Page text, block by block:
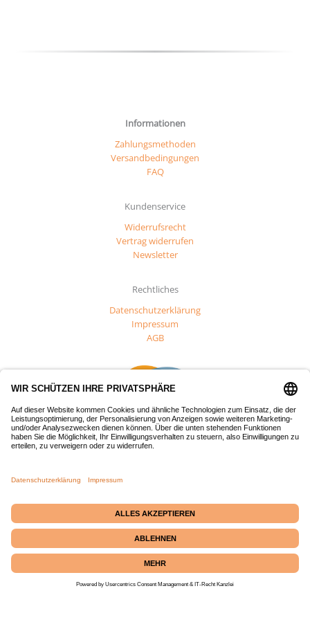
werden
Informationen
Zahlungsmethoden
Versandbedingungen
FAQ
Kundenservice
Widerrufsrecht
Vertrag widerrufen
Newsletter
Rechtliches
Datenschutzerklärung
Impressum
AGB
regionale Entwicklung (EFRE) gefördert.
Passepartout-Werkstatt· Bäckerstraße 2 · 21379
Echem
☎ +49 (0) 4139 686 69|